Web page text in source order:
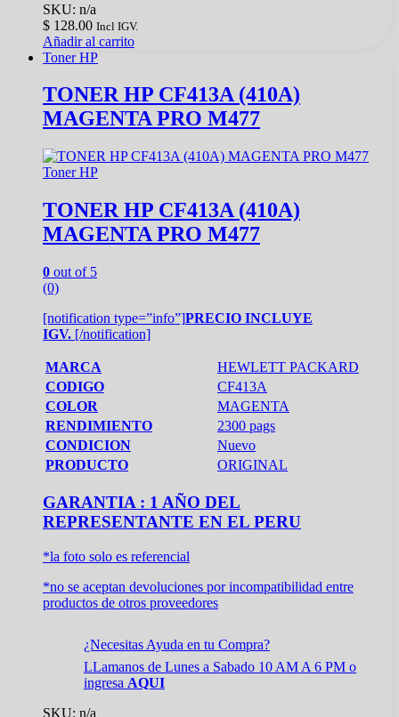
SKU: n/a
$ 128.00 Incl IGV.
Añadir al carrito
Toner HP
TONER HP CF413A (410A)
MAGENTA PRO M477
Toner HP
TONER HP CF413A (410A)
MAGENTA PRO M477
0 out of 5
(0)
[notification type=”info”]PRECIO INCLUYE
IGV. [/notification]
MARCA
HEWLETT PACKARD
CODIGO
CF413A
COLOR
MAGENTA
RENDIMIENTO
2300 pags
CONDICION
Nuevo
PRODUCTO
ORIGINAL
GARANTIA : 1 AÑO DEL
REPRESENTANTE EN EL PERU
*la foto solo es referencial
*no se aceptan devoluciones por incompatibilidad entre
productos de otros proveedores
¿Necesitas Ayuda en tu Compra?
LLamanos de Lunes a Sabado 10 AM A 6 PM o
ingresa AQUI
SKU: n/a